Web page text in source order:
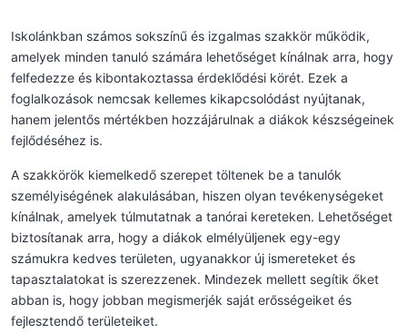
Iskolánkban számos sokszínű és izgalmas szakkör működik,
amelyek minden tanuló számára lehetőséget kínálnak arra, hogy
felfedezze és kibontakoztassa érdeklődési körét. Ezek a
foglalkozások nemcsak kellemes kikapcsolódást nyújtanak,
hanem jelentős mértékben hozzájárulnak a diákok készségeinek
fejlődéséhez is.
A szakkörök kiemelkedő szerepet töltenek be a tanulók
személyiségének alakulásában, hiszen olyan tevékenységeket
kínálnak, amelyek túlmutatnak a tanórai kereteken. Lehetőséget
biztosítanak arra, hogy a diákok elmélyüljenek egy-egy
számukra kedves területen, ugyanakkor új ismereteket és
tapasztalatokat is szerezzenek. Mindezek mellett segítik őket
abban is, hogy jobban megismerjék saját erősségeiket és
fejlesztendő területeiket.